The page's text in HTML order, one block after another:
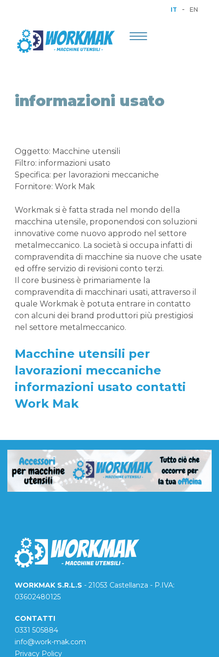
IT - EN
Toggle
informazioni usato
Oggetto: Macchine utensili
Filtro: informazioni usato
Specifica: per lavorazioni meccaniche
Fornitore: Work Mak
Workmak si è fatta strada nel mondo della
macchina utensile, proponendosi con soluzioni
innovative come nuovo approdo nel settore
metalmeccanico. La società si occupa infatti di
compravendita di macchine sia nuove che usate
ed offre servizio di revisioni conto terzi.
Il core business è primariamente la
compravendita di macchinari usati, attraverso il
quale Workmak è potuta entrare in contatto
con alcuni dei brand produttori più prestigiosi
nel settore metalmeccanico.
Macchine utensili per
lavorazioni meccaniche
informazioni usato contatti
Work Mak
WORKMAK S.R.L.S - 21053 Castellanza - P.IVA:
03602480125
CONTATTI
0331 505884
info@work-mak.com
Privacy Policy